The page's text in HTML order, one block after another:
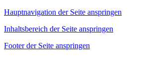
Hauptnavigation der Seite anspringen
Inhaltsbereich der Seite anspringen
Footer der Seite anspringen